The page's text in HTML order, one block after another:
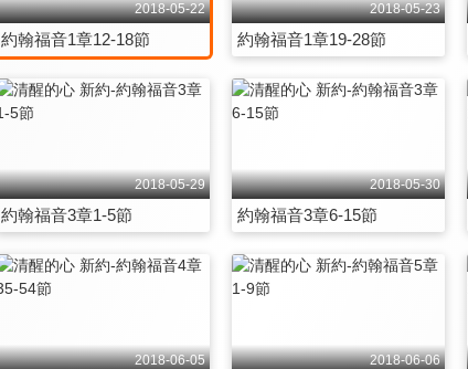
2018-05-22
約翰福音1章12-18節
2018-05-23
約翰福音1章19-28節
2018-05-29
約翰福音3章1-5節
2018-05-30
約翰福音3章6-15節
2018-06-05 2018-06-06